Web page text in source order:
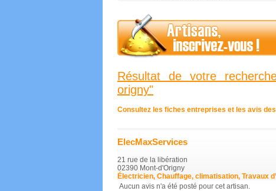
Résultat de votre
origny"
Consultez les fiches entreprises et les avis
ElecMaxServices
21 rue de la libération
02390 Mont-d'Origny
Électricien, Chauffage, climatisation, Travaux
Aucun avis n'a été posté pour cet artisan.